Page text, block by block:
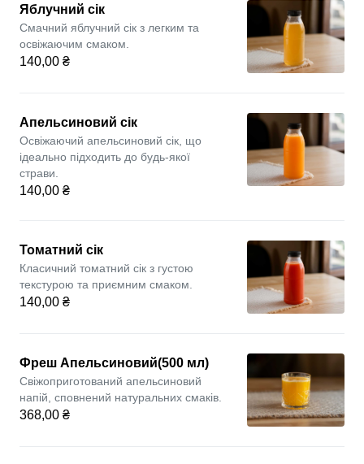
Яблучний сік
Смачний яблучний сік з легким та
освіжаючим смаком.
140,00 ₴
Апельсиновий сік
Освіжаючий апельсиновий сік, що
ідеально підходить до будь-якої
страви.
140,00 ₴
Томатний сік
Класичний томатний сік з густою
текстурою та приємним смаком.
140,00 ₴
Фреш Апельсиновий(500 мл)
Свіжоприготований апельсиновий
напій, сповнений натуральних смаків.
368,00 ₴